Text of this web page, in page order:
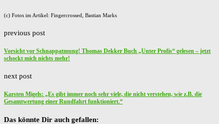
(c) Fotos im Artikel: Fingercrossed, Bastian Marks
previous post
Vorsicht vor Schnappatmung! Thomas Dekker Buch „Unter Profis“ gelesen – jetzt
schockt mich nichts mehr!
next post
Karsten Migels: „Es gibt immer noch sehr viele, die nicht verstehen, wie z.B. die
Gesamtwertung einer Rundfahrt funktioniert.“
Das könnte Dir auch gefallen: